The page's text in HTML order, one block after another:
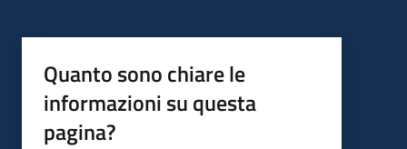
Quanto sono chiare le
informazioni su questa
pagina?